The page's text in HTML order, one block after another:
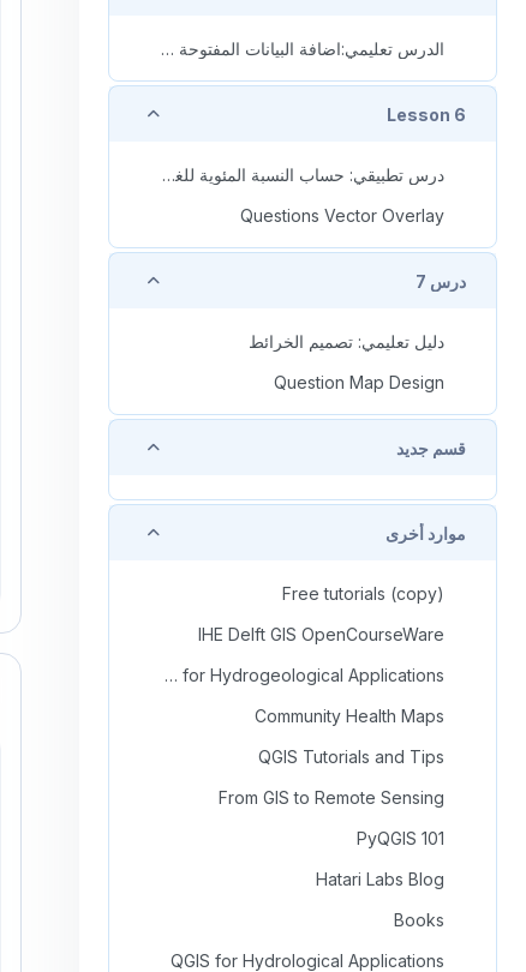
الدرس تعليمي:اضافة البيانات المفتوحة إلى الحوض الصباب
Lesson 6 طي
درس تطبيقي: حساب النسبة المئوية للغطاء الأرضي لكل مستجمع مائي فرعي
Questions Vector Overlay
درس 7 طي
دليل تعليمي: تصميم الخرائط
Question Map Design
قسم جديد طي
موارد أخرى طي
Free tutorials (copy)
IHE Delft GIS OpenCourseWare
GIS Training for Hydrogeological Applications
Community Health Maps
QGIS Tutorials and Tips
From GIS to Remote Sensing
PyQGIS 101
Hatari Labs Blog
Books
QGIS for Hydrological Applications